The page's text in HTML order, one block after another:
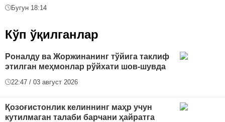
Бугун 18:14
Кўп ўқилганлар
Роналду ва Жоржинанинг тўйига таклиф
этилган меҳмонлар рўйхати шов-шувда
22:47 / 03 август 2026
Қозоғистонлик келиннинг маҳр учун
кутилмаган талаби барчани ҳайратга